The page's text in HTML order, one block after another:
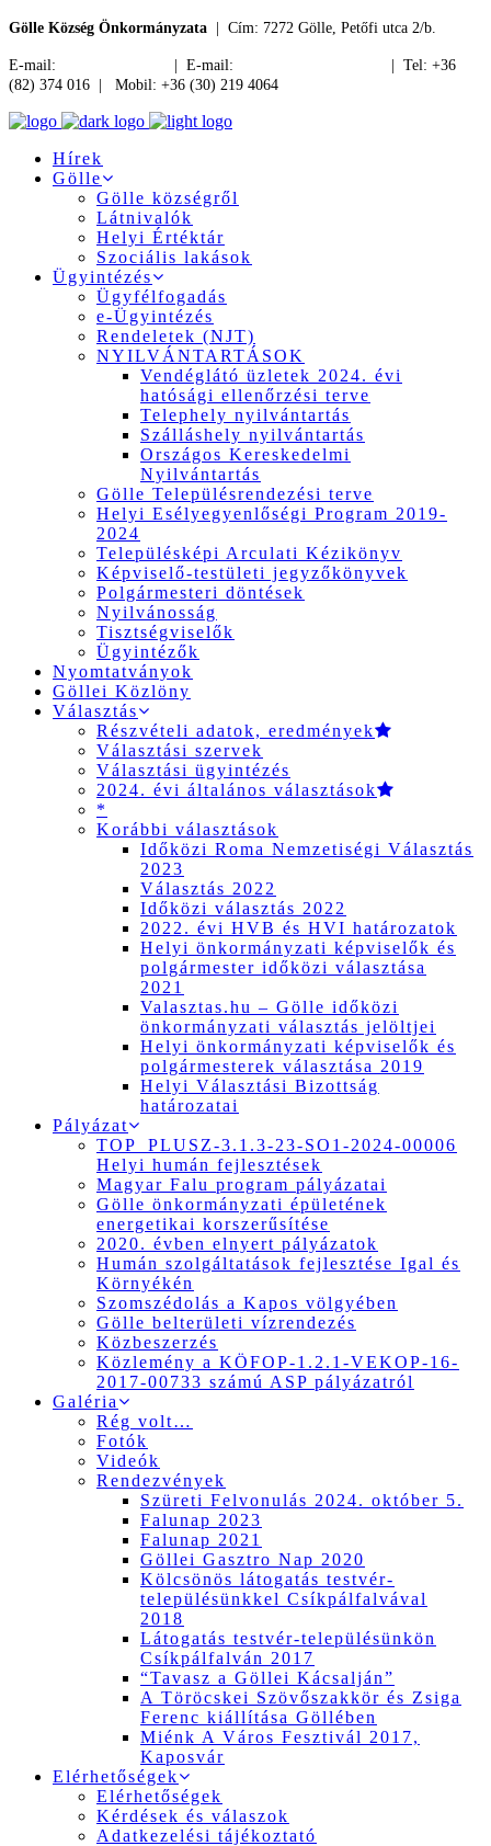
Gölle Község Önkormányzata | Cím: 7272 Gölle, Petőfi utca 2/b.
E-mail: | E-mail:
| Tel: +36
(82) 374 016 | Mobil: +36 (30) 219 4064
Hírek
Gölle
Gölle községről
Látnivalók
Helyi Értéktár
Szociális lakások
Ügyintézés
Ügyfélfogadás
e-Ügyintézés
Rendeletek (NJT)
NYILVÁNTARTÁSOK
Vendéglátó üzletek 2024. évi
hatósági ellenőrzési terve
Telephely nyilvántartás
Szálláshely nyilvántartás
Országos Kereskedelmi
Nyilvántartás
Gölle Településrendezési terve
Helyi Esélyegyenlőségi Program 2019-
2024
Településképi Arculati Kézikönyv
Képviselő-testületi jegyzőkönyvek
Polgármesteri döntések
Nyilvánosság
Tisztségviselők
Ügyintézők
Nyomtatványok
Göllei Közlöny
Választás
Részvételi adatok, eredmények
Választási szervek
Választási ügyintézés
2024. évi általános választások
*
Korábbi választások
Időközi Roma Nemzetiségi Választás
2023
Választás 2022
Időközi választás 2022
2022. évi HVB és HVI határozatok
Helyi önkormányzati képviselők és
polgármester időközi választása
2021
Valasztas.hu – Gölle időközi
önkormányzati választás jelöltjei
Helyi önkormányzati képviselők és
polgármesterek választása 2019
Helyi Választási Bizottság
határozatai
Pályázat
TOP_PLUSZ-3.1.3-23-SO1-2024-00006
Helyi humán fejlesztések
Magyar Falu program pályázatai
Gölle önkormányzati épületének
energetikai korszerűsítése
2020. évben elnyert pályázatok
Humán szolgáltatások fejlesztése Igal és
Környékén
Szomszédolás a Kapos völgyében
Gölle belterületi vízrendezés
Közbeszerzés
Közlemény a KÖFOP-1.2.1-VEKOP-16-
2017-00733 számú ASP pályázatról
Galéria
Rég volt…
Fotók
Videók
Rendezvények
Szüreti Felvonulás 2024. október 5.
Falunap 2023
Falunap 2021
Göllei Gasztro Nap 2020
Kölcsönös látogatás testvér-
településünkkel Csíkpálfalvával
2018
Látogatás testvér-településünkön
Csíkpálfalván 2017
“Tavasz a Göllei Kácsalján”
A Töröcskei Szövőszakkör és Zsiga
Ferenc kiállítása Göllében
Miénk A Város Fesztivál 2017,
Kaposvár
Elérhetőségek
Elérhetőségek
Kérdések és válaszok
Adatkezelési tájékoztató